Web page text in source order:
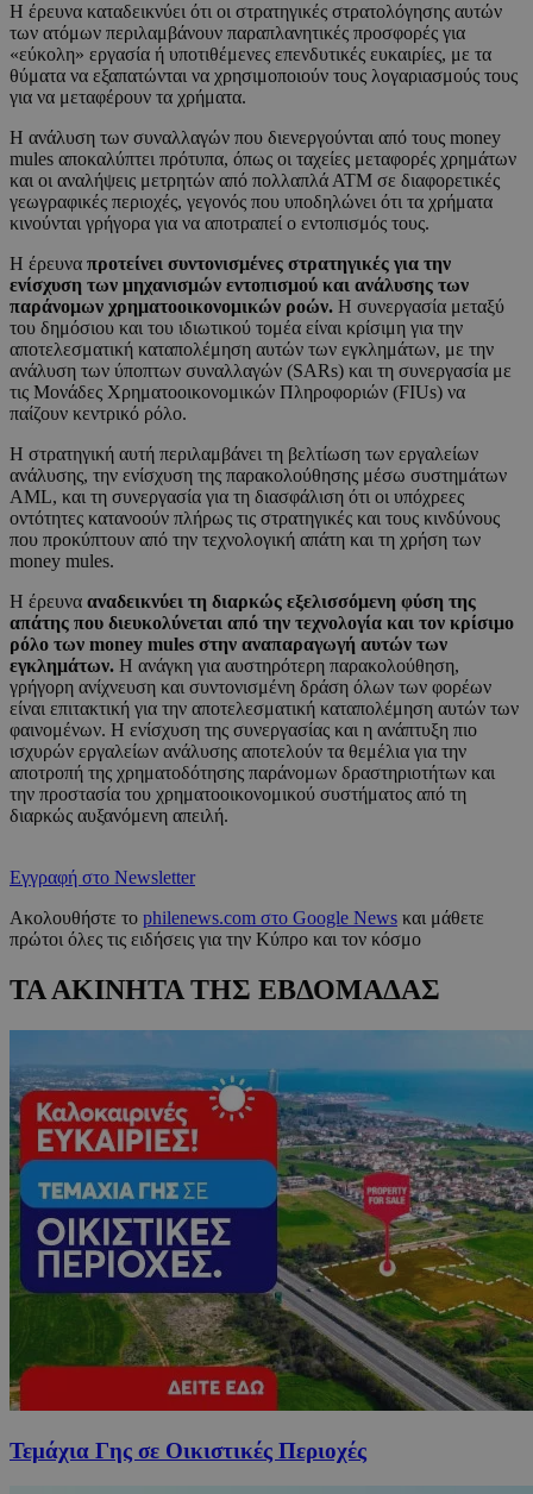
Η έρευνα καταδεικνύει ότι οι στρατηγικές στρατολόγησης αυτών
των ατόμων περιλαμβάνουν παραπλανητικές προσφορές για
«εύκολη» εργασία ή υποτιθέμενες επενδυτικές ευκαιρίες, με τα
θύματα να εξαπατώνται να χρησιμοποιούν τους λογαριασμούς τους
για να μεταφέρουν τα χρήματα.
Η ανάλυση των συναλλαγών που διενεργούνται από τους money
mules αποκαλύπτει πρότυπα, όπως οι ταχείες μεταφορές χρημάτων
και οι αναλήψεις μετρητών από πολλαπλά ΑΤΜ σε διαφορετικές
γεωγραφικές περιοχές, γεγονός που υποδηλώνει ότι τα χρήματα
κινούνται γρήγορα για να αποτραπεί ο εντοπισμός τους.
Η έρευνα προτείνει συντονισμένες στρατηγικές για την
ενίσχυση των μηχανισμών εντοπισμού και ανάλυσης των
παράνομων χρηματοοικονομικών ροών. Η συνεργασία μεταξύ
του δημόσιου και του ιδιωτικού τομέα είναι κρίσιμη για την
αποτελεσματική καταπολέμηση αυτών των εγκλημάτων, με την
ανάλυση των ύποπτων συναλλαγών (SARs) και τη συνεργασία με
τις Μονάδες Χρηματοοικονομικών Πληροφοριών (FIUs) να
παίζουν κεντρικό ρόλο.
Η στρατηγική αυτή περιλαμβάνει τη βελτίωση των εργαλείων
ανάλυσης, την ενίσχυση της παρακολούθησης μέσω συστημάτων
AML, και τη συνεργασία για τη διασφάλιση ότι οι υπόχρεες
οντότητες κατανοούν πλήρως τις στρατηγικές και τους κινδύνους
που προκύπτουν από την τεχνολογική απάτη και τη χρήση των
money mules.
Η έρευνα αναδεικνύει τη διαρκώς εξελισσόμενη φύση της
απάτης που διευκολύνεται από την τεχνολογία και τον κρίσιμο
ρόλο των money mules στην αναπαραγωγή αυτών των
εγκλημάτων. Η ανάγκη για αυστηρότερη παρακολούθηση,
γρήγορη ανίχνευση και συντονισμένη δράση όλων των φορέων
είναι επιτακτική για την αποτελεσματική καταπολέμηση αυτών των
φαινομένων. Η ενίσχυση της συνεργασίας και η ανάπτυξη πιο
ισχυρών εργαλείων ανάλυσης αποτελούν τα θεμέλια για την
αποτροπή της χρηματοδότησης παράνομων δραστηριοτήτων και
την προστασία του χρηματοοικονομικού συστήματος από τη
διαρκώς αυξανόμενη απειλή.
Εγγραφή στο Newsletter
Ακολουθήστε το philenews.com στο Google News και μάθετε
πρώτοι όλες τις ειδήσεις για την Κύπρο και τον κόσμο
ΤΑ ΑΚΙΝΗΤΑ ΤΗΣ ΕΒΔΟΜΑΔΑΣ
Τεμάχια Γης σε Οικιστικές Περιοχές